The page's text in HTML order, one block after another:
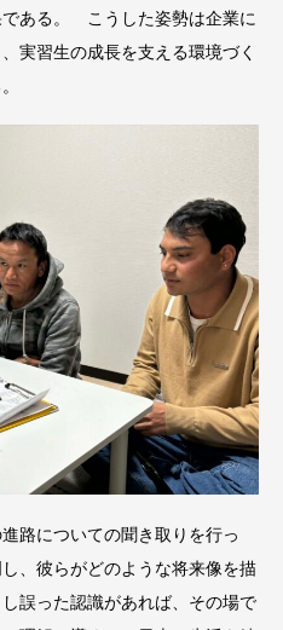
ある。 こうした姿勢は企業に
実習生の成長を支える環境づく
路についての聞き取りを行っ
、彼らがどのような将来像を描
誤った認識があれば、その場で